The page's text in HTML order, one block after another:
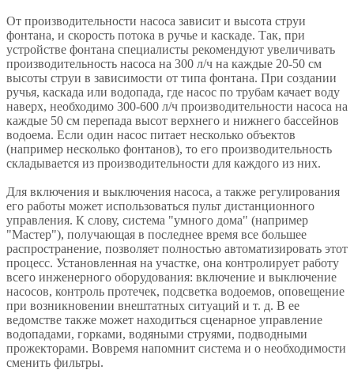
От производительности насоса зависит и высота струи
фонтана, и скорость потока в ручье и каскаде. Так, при
устройстве фонтана специалисты рекомендуют увеличивать
производительность насоса на 300 л/ч на каждые 20-50 см
высоты струи в зависимости от типа фонтана. При создании
ручья, каскада или водопада, где насос по трубам качает воду
наверх, необходимо 300-600 л/ч производительности насоса на
каждые 50 см перепада высот верхнего и нижнего бассейнов
водоема. Если один насос питает несколько объектов
(например несколько фонтанов), то его производительность
складывается из производительности для каждого из них.
Для включения и выключения насоса, а также регулирования
его работы может использоваться пульт дистанционного
управления. К слову, система "умного дома" (например
"Мастер"), получающая в последнее время все большее
распространение, позволяет полностью автоматизировать этот
процесс. Установленная на участке, она контролирует работу
всего инженерного оборудования: включение и выключение
насосов, контроль протечек, подсветка водоемов, оповещение
при возникновении внештатных ситуаций и т. д. В ее
ведомстве также может находиться сценарное управление
водопадами, горками, водяными струями, подводными
прожекторами. Вовремя напомнит система и о необходимости
сменить фильтры.